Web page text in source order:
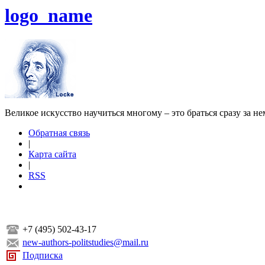
logo_name
Великое искусство научиться многому – это браться сразу за
Обратная связь
|
Карта сайта
|
RSS
+7 (495) 502-43-17
new-authors-politstudies@mail.ru
Подписка